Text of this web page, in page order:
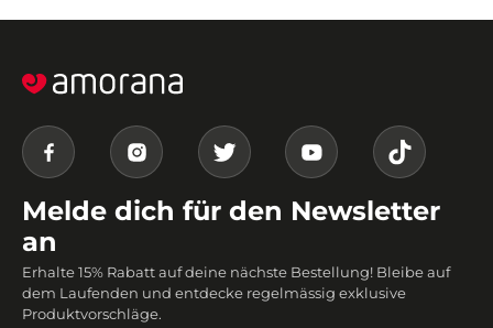
Melde dich für den Newsletter
an
Erhalte 15% Rabatt auf deine nächste Bestellung! Bleibe auf
dem Laufenden und entdecke regelmässig exklusive
Produktvorschläge.